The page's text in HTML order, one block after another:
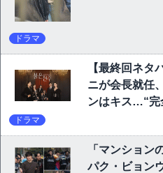
ドラマ
【最終回ネタ
ニが会長就任
ンはキス…“完
ドラマ
「マンション
パク・ビョン